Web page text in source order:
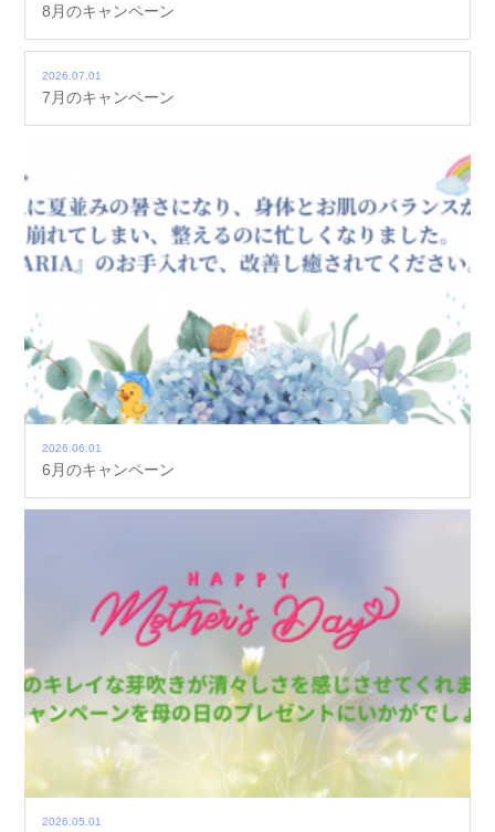
8月のキャンペーン
2026.07.01
7月のキャンペーン
2026.06.01
6月のキャンペーン
2026.05.01